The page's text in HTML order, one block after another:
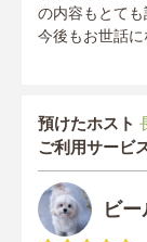
の内容もとても
今後もお世話に
預けたホスト
ご利用サービ
ビ